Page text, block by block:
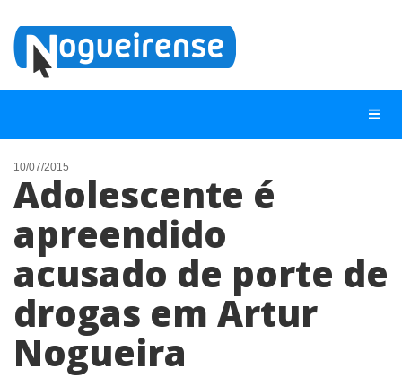
NOTÍCIAS
LISTA DIGITAL
CONTATO
ANUNCIE
10/07/2015
Adolescente é
apreendido
acusado de porte de
drogas em Artur
Nogueira